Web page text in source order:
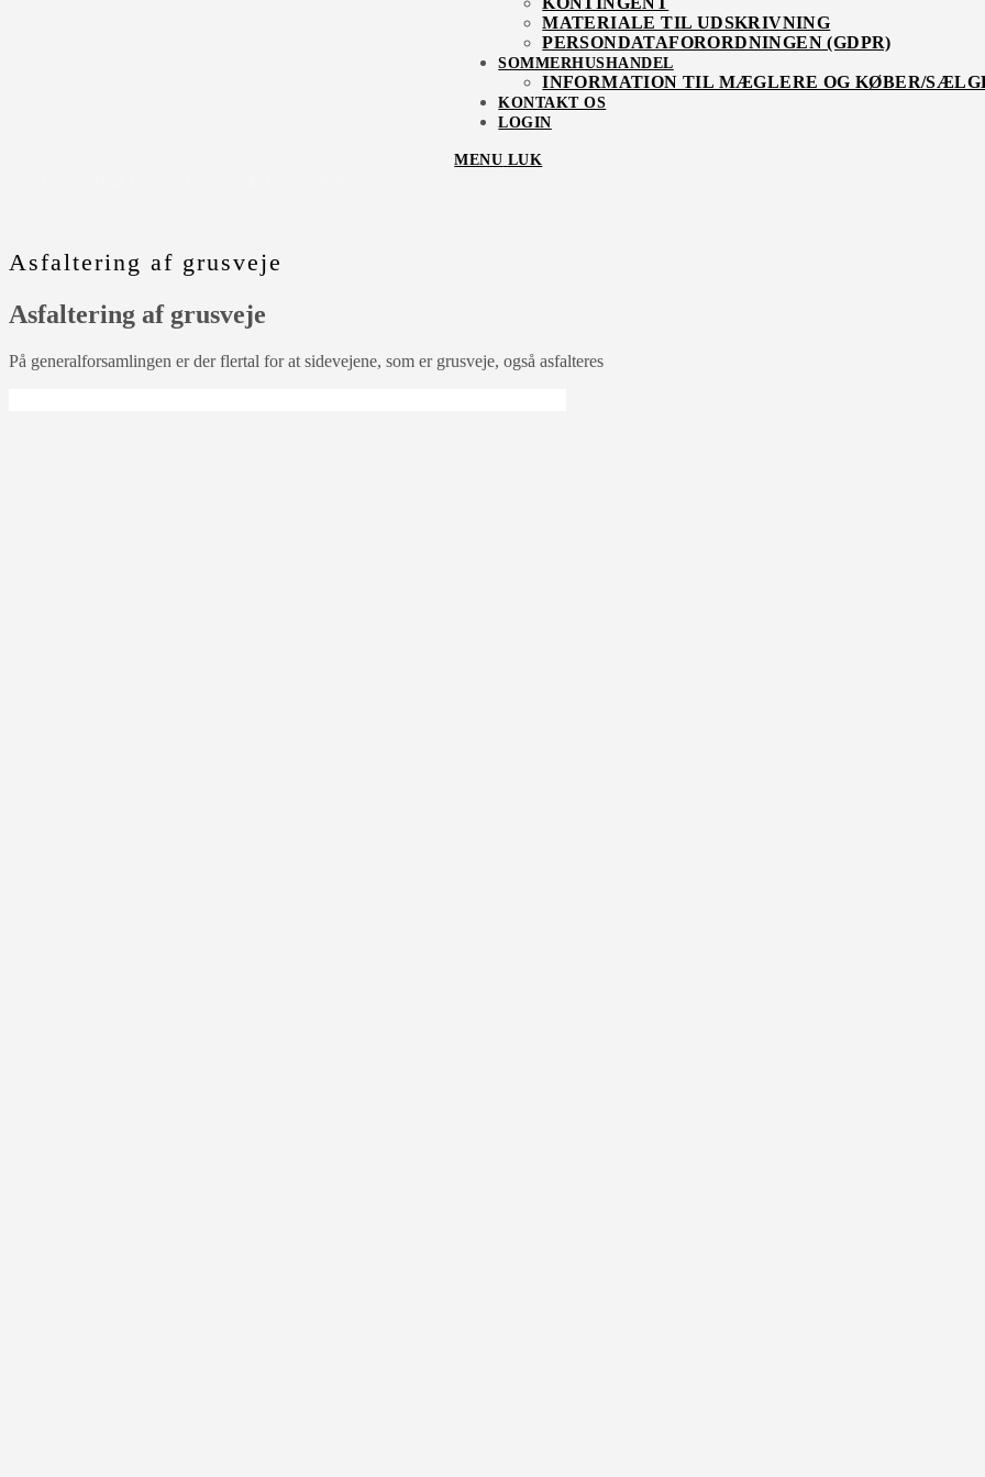
MATERIALE TIL UDSKRIVNING
PERSONDATAFORORDNINGEN (GDPR)
SOMMERHUSHANDEL
INFORMATION TIL MÆGLERE OG KØBER/
KONTAKT OS
LOGIN
MENU LUK
Asfaltering af grusveje
Asfaltering af grusveje
På generalforsamlingen er der flertal for at sidevejene, som er grusveje, også asfalteres